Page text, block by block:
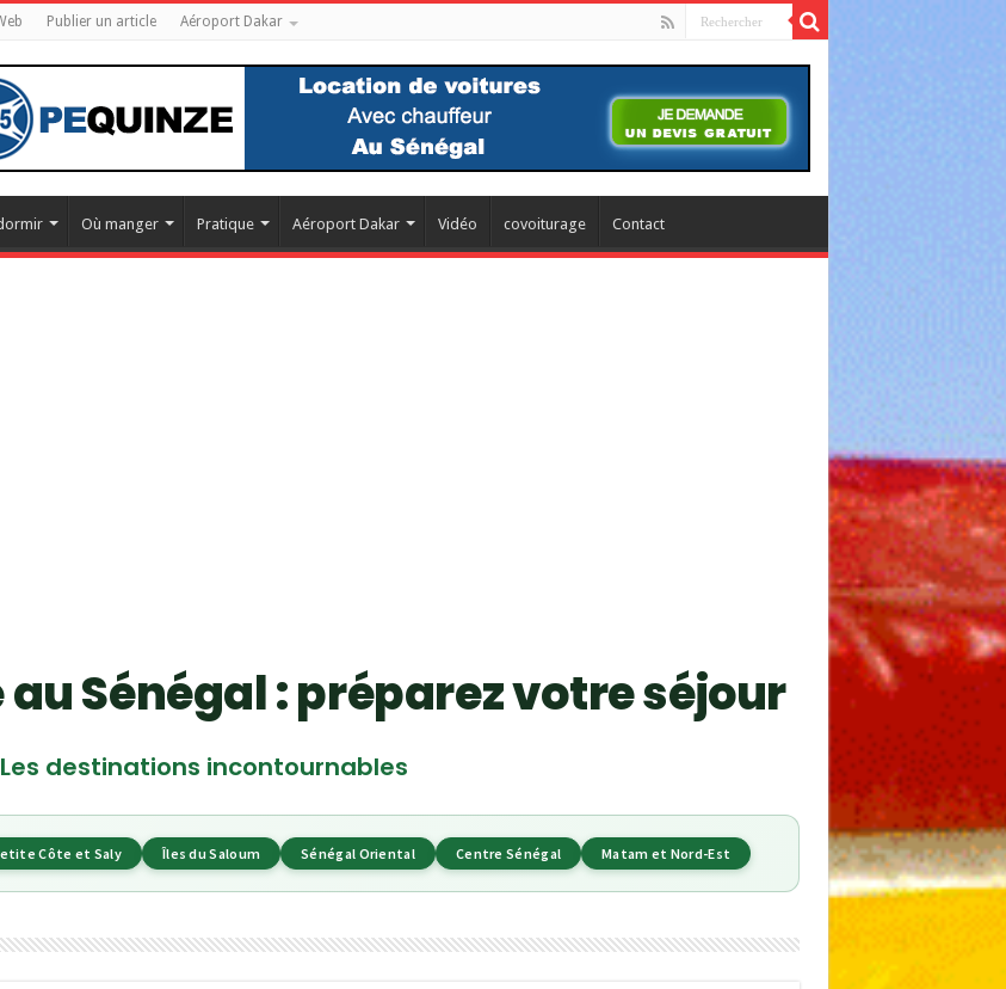
Publier un article Aéroport Dakar
Où manger Pratique Aéroport Dakar Vidéo covoiturage Contact
Sénégal : préparez votre séjour
Les destinations incontournables
Côte et Saly Îles du Saloum Sénégal Oriental Centre Sénégal Matam et Nord-Est